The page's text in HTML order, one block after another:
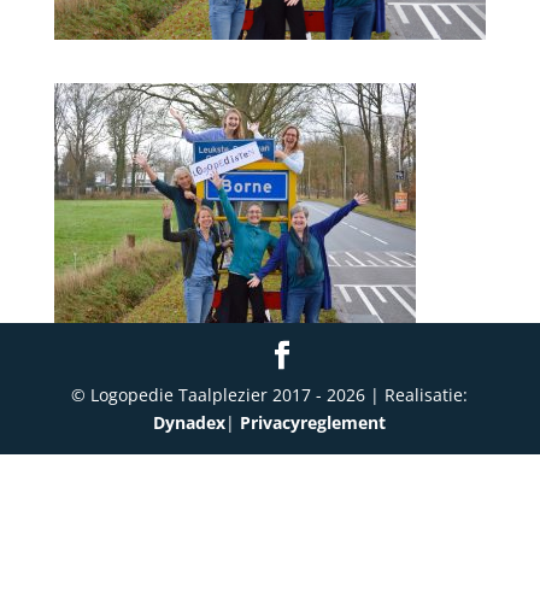
© Logopedie Taalplezier 2017 -2026 | Realisatie:
Dynadex| Privacyreglement